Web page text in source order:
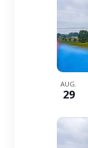
AUG.
29